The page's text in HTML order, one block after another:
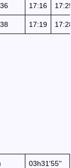
17:16
17:19
03h31'55''